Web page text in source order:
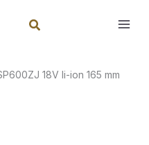
18V li-ion 165 mm